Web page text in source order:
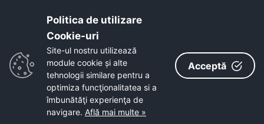
Politica de utilizare
Cookie-uri‎
Site-ul nostru utilizează
module cookie și alte
tehnologii similare pentru a
optimiza funcţionalitatea si a
îmbunătăţi experienţa de
navigare. Află mai multe »
Acceptă